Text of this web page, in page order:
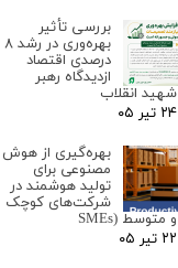
بررسی تأثیر
بهره‌وری در رشد ۸
درصدی اقتصاد
ازدیدگاه رهبر
شهید انقلاب
۲۴ تیر ۰۵
بهره‌گیری از هوش
مصنوعی برای
تولید هوشمند در
شرکت‌های کوچک
و متوسط (SMEs
۲۲ تیر ۰۵